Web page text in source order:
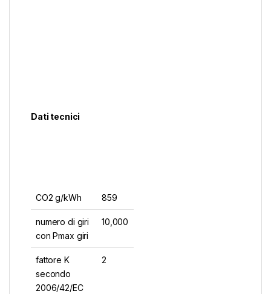
Dati tecnici
CO2 g/kWh 859
numero di giri
con Pmax giri
10,000
fattore K
secondo
2006/42/EC
2